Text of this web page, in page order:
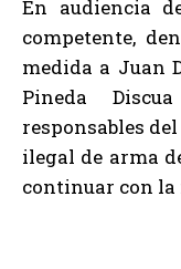
En audiencia
competente,
medida a Juan
Pineda
responsables
ilegal de arma
continuar con